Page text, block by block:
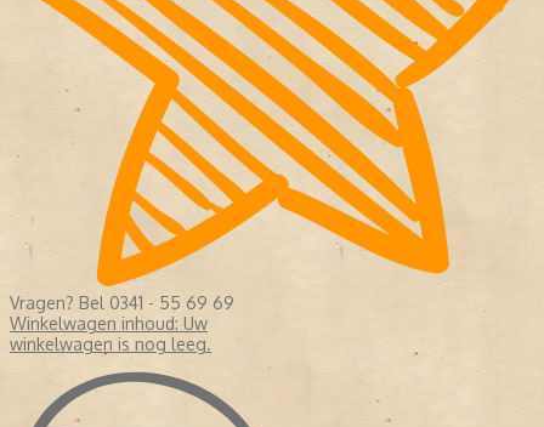
Vragen? Bel 0341 - 55 69 69
Winkelwagen inhoud: Uw
winkelwagen is nog leeg.